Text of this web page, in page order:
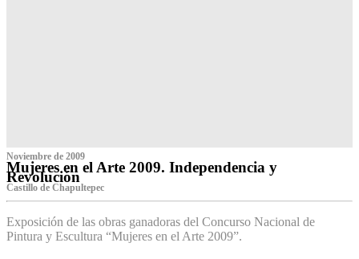
Noviembre de 2009
Mujeres en el Arte 2009. Independencia y
Revolución
Castillo de Chapultepec
Exposición de las obras ganadoras del Concurso Nacional de
Pintura y Escultura “Mujeres en el Arte 2009”.